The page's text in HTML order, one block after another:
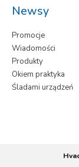
Newsy
Promocje
Wiadomości
Produkty
Okiem praktyka
Śladami urządzeń